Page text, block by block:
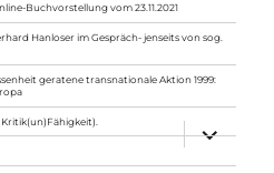
Buchvorstellung vom 23.11.2021
Hanloser im Gespräch- jenseits von sog.
geratene transnationale Aktion 1999:
anzeigen